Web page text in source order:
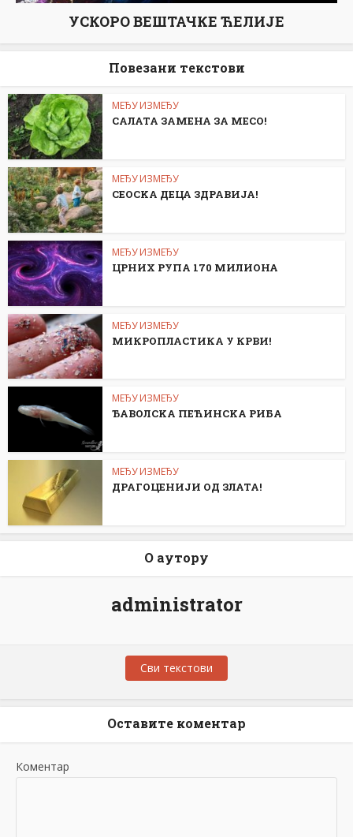
УСКОРО ВЕШТАЧКЕ ЋЕЛИЈЕ
Повезани текстови
МЕЂУ ИЗМЕЂУ
САЛАТА ЗАМЕНА ЗА МЕСО!
МЕЂУ ИЗМЕЂУ
СЕОСKА ДЕЦА ЗДРАВИЈА!
МЕЂУ ИЗМЕЂУ
ЦРНИХ РУПА 170 МИЛИОНА
МЕЂУ ИЗМЕЂУ
МИКРОПЛАСТИКА У КРВИ!
МЕЂУ ИЗМЕЂУ
ЂАВОЛСKА ПЕЋИНСKА РИБА
МЕЂУ ИЗМЕЂУ
ДРАГОЦЕНИЈИ ОД ЗЛАТА!
О аутору
administrator
Сви текстови
Оставите коментар
Коментар